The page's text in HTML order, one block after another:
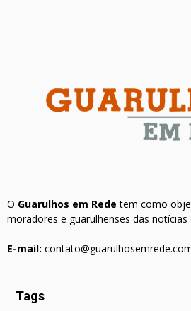
O Guarulhos em Rede tem como
moradores e guarulhenses das notícias
E-mail:
Tags